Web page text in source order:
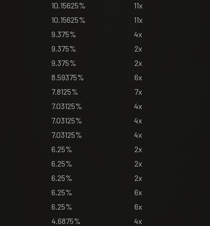
10.15625% 11x
10.15625% 11x
9.375% 4x
9.375% 2x
9.375% 2x
8.59375% 6x
7.8125% 7x
7.03125% 4x
7.03125% 4x
7.03125% 4x
6.25% 2x
6.25% 2x
6.25% 2x
6.25% 6x
6.25% 6x
4.6875% 4x